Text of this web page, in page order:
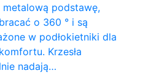
metalową podstawę,
o 360 ° i są
w podłokietniki dla
Krzesła
nadają…